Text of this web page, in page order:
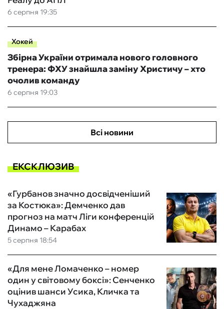
6 серпня 19:35
Хокей
6 серпня 19:03
Збірна України отримала нового головного
тренера: ФХУ знайшла заміну Христичу – хто
очолив команду
Всі новини
ЕКСКЛЮЗИВ
5 серпня 18:54
«Гурбанов значно досвідченіший
за Костюка»: Демченко дав
прогноз на матч Ліги конференцій
Динамо – Карабах
«Для мене Ломаченко – номер
один у світовому боксі»: Сенченко
оцінив шанси Усика, Кличка та
Чухаджяна